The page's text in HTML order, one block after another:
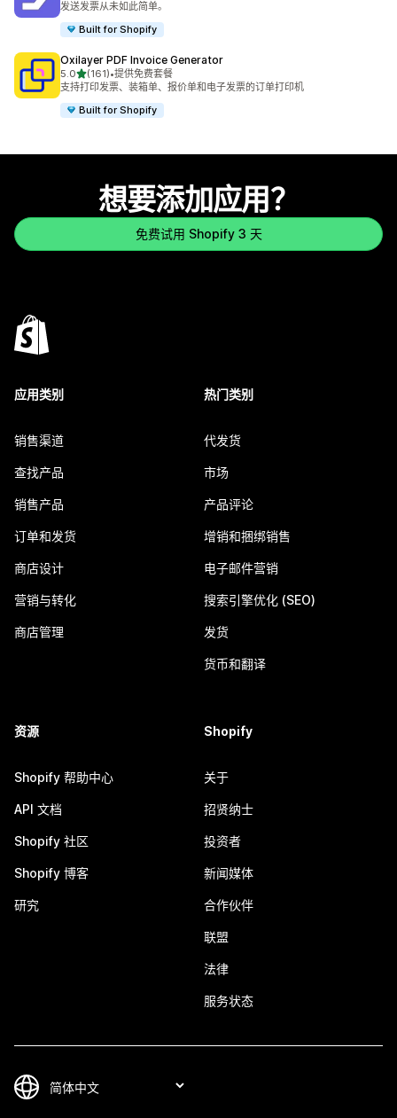
发送发票从未如此简单。
Built for Shopify
Oxilayer PDF Invoice Generator
5.0星（满分 5 星）
(161)
总共 161 条评论
•提供免费套餐
支持打印发票、装箱单、报价单和电子发票的订单打印机
Built for Shopify
想要添加应用？
免费试用 Shopify 3 天
应用类别
销售渠道
查找产品
销售产品
订单和发货
商店设计
营销与转化
商店管理
热门类别
代发货
市场
产品评论
增销和捆绑销售
电子邮件营销
搜索引擎优化 (SEO)
发货
货币和翻译
资源
Shopify 帮助中心
API 文档
Shopify 社区
Shopify 博客
研究
Shopify
关于
招贤纳士
投资者
新闻媒体
合作伙伴
联盟
法律
服务状态